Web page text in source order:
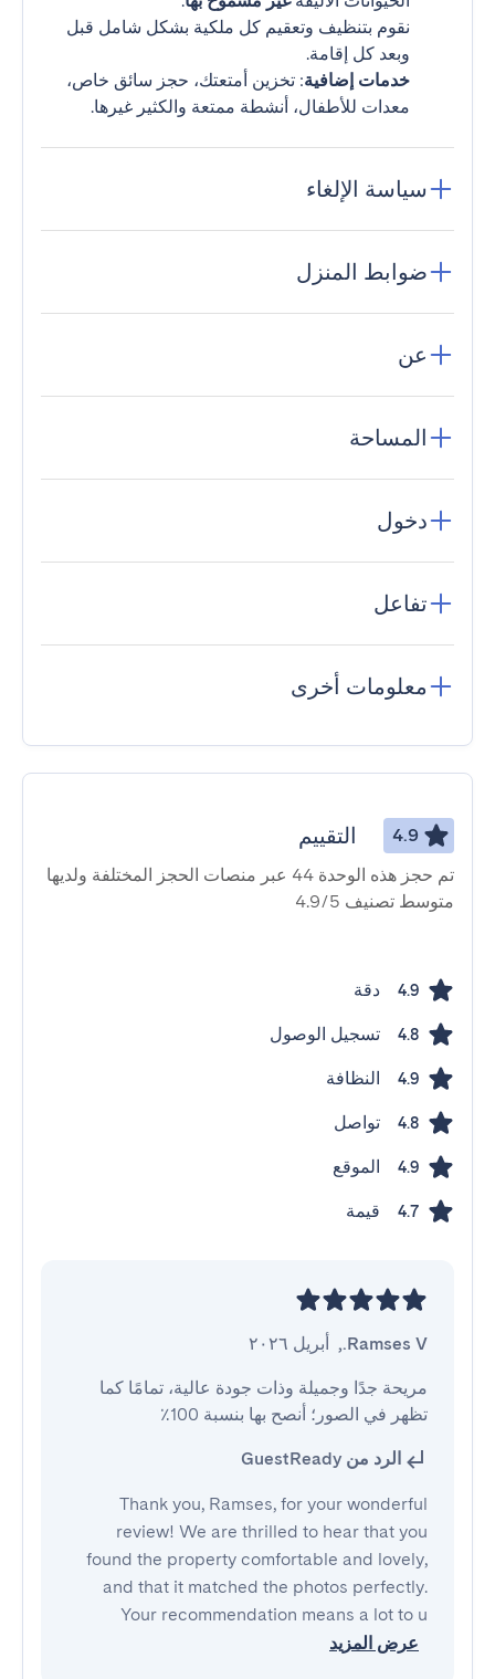
نقوم بتنظيف وتعقيم كل ملكية بشكل شامل قبل
وبعد كل إقامة.
خدمات إضافية: تخزين أمتعتك، حجز سائق خاص،
معدات للأطفال، أنشطة ممتعة والكثير غيرها.
سياسة الإلغاء
ضوابط المنزل
عن
المساحة
دخول
تفاعل
معلومات أخرى
4.9 التقييم
تم حجز هذه الوحدة 44 عبر منصات الحجز المختلفة ولديها
متوسط ​​تصنيف 4.9/5
4.9 دقة
4.8 تسجيل الوصول
4.9 النظافة
4.8 تواصل
4.9 الموقع
4.7 قيمة
Ramses V.
, أبريل ٢٠٢٦
تظهر في الصور؛ أنصح بها بنسبة 100٪
الرد من GuestReady
Thank you, Ramses, for your wonderful
review! We are thrilled to hear that you
found the property comfortable and lovely,
and that it matched the photos perfectly.
Your recommendation means a lot to u
عرض المزيد